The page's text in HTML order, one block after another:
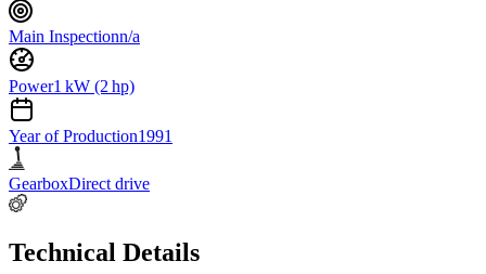
Main Inspectionn/a
Power1 kW (2 hp)
Year of Production1991
GearboxDirect drive
Technical Details